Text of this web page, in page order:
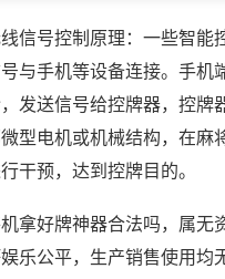
信号控制原理：一些智能
与手机等设备连接。手机
发送信号给控牌器，控牌
型电机或机械结构，在麻
干预，达到控牌目的。
拿好牌神器合法吗，属无
乐公平，生产销售使用均